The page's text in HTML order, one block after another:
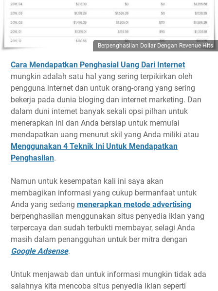
Berpenghasilan Dollar Dengan Revenue Hits
Cara Mendapatkan Penghasial Uang Dari Internet
mungkin adalah satu hal yang sering terpikirkan oleh
pengguna internet dan untuk orang-orang yang sering
bekerja pada dunia bloging dan internet marketing. Dan
dalam duni internet banyak sekali opsi pilhan untuk
menerapkan ini dan Anda bersiap untuk memulai
mendapatkan uang menurut skil yang Anda miliki atau
Menggunakan 4 Teknik Ini Untuk Mendapatkan
Penghasilan.
Namun untuk kesempatan kali ini saya akan
membagikan informasi yang cukup bermanfaat untuk
Anda yang sedang menerapkan metode advertising
berpenghasilan menggunakan situs penyedia iklan yang
terpercaya dan sudah terbukti membayar, selagi Anda
masih dalam penangguhan untuk ber mitra dengan
Google Adsense.
Untuk menjawab dan untuk informasi mungkin tidak ada
salahnya kita mencoba situs penyedia iklan seperti